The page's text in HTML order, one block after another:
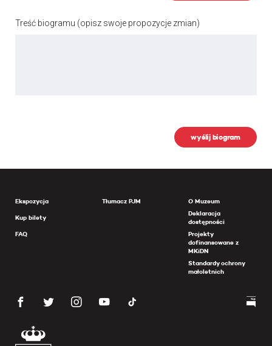
Treść biogramu (opisz swoje propozycje zmian)
wyślij biogram
Ekspozycja
Kup bilety
FAQ
Tłumacz PJM
O Muzeum
Deklaracja
dostępności
Projekty
dofinansowane z
MKiDN
Standardy ochrony
małoletnich